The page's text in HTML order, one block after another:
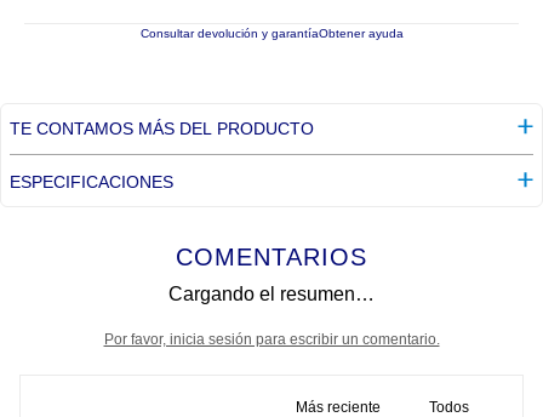
Consultar devolución y garantíaObtener ayuda
TE CONTAMOS MÁS DEL PRODUCTO
ESPECIFICACIONES
COMENTARIOS
Cargando el resumen…
Por favor, inicia sesión para escribir un comentario.
Más reciente Todos